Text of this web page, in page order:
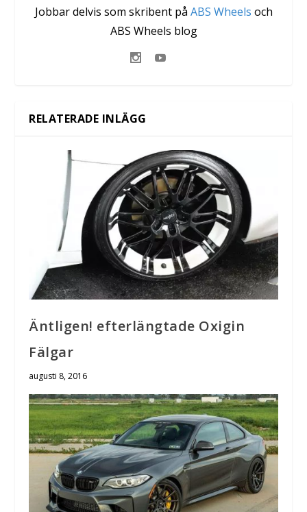
Jobbar delvis som skribent på ABS Wheels och
ABS Wheels blog
RELATERADE INLÄGG
Äntligen! efterlängtade Oxigin
Fälgar
augusti 8, 2016